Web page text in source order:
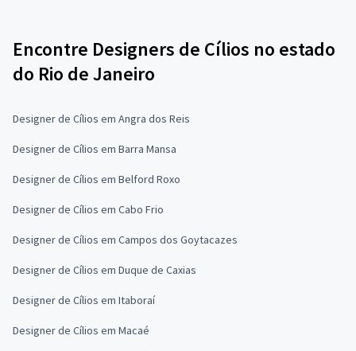
Encontre Designers de Cílios no estado
do Rio de Janeiro
Designer de Cílios em Angra dos Reis
Designer de Cílios em Barra Mansa
Designer de Cílios em Belford Roxo
Designer de Cílios em Cabo Frio
Designer de Cílios em Campos dos Goytacazes
Designer de Cílios em Duque de Caxias
Designer de Cílios em Itaboraí
Designer de Cílios em Macaé